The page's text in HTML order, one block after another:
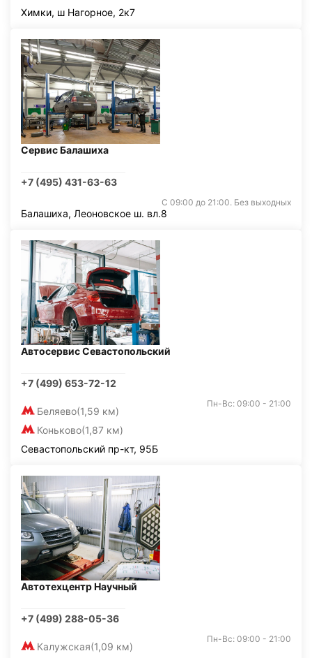
Химки, ш Нагорное, 2к7
Сервис Балашиха
+7 (495) 431-63-63
С 09:00 до 21:00. Без выходных
Балашиха, Леоновское ш. вл.8
Автосервис Севастопольский
+7 (499) 653-72-12
Беляево(1,59 км)
Коньково(1,87 км)
Пн-Вс: 09:00 - 21:00
Севастопольский пр-кт, 95Б
Автотехцентр Научный
+7 (499) 288-05-36
Калужская(1,09 км)
Пн-Вс: 09:00 - 21:00